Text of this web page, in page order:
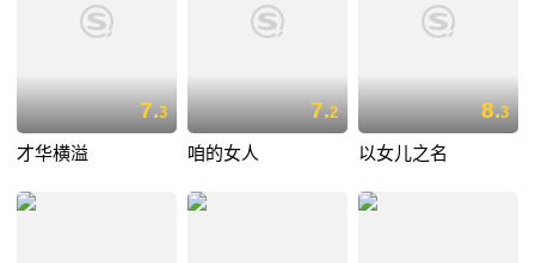
7.3
才华横溢
7.2
咱的女人
8.3
以女儿之名